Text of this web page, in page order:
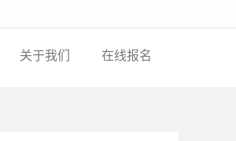
关于我们 在线报名